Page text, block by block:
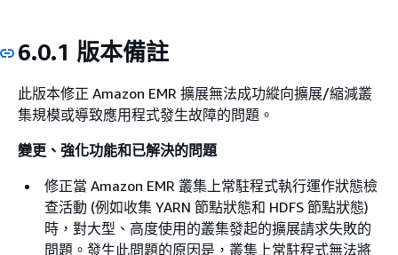
6.0.1 版本備註
此版本修正 Amazon EMR 擴展無法成功縱向擴展/縮減叢
集規模或導致應用程式發生故障的問題。
變更、強化功能和已解決的問題
修正當 Amazon EMR 叢集上常駐程式執行運作狀態檢
查活動 (例如收集 YARN 節點狀態和 HDFS 節點狀態)
時，對大型、高度使用的叢集發起的擴展請求失敗的
問題。發生此問題的原因是，叢集上常駐程式無法將